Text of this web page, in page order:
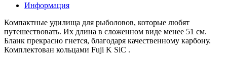
Информация
Компактные удилища для рыболовов, которые любят
путешествовать. Их длина в сложенном виде менее 51 см.
Бланк прекрасно гнется, благодаря качественному карбону.
Комплектован кольцами Fuji K SiC .